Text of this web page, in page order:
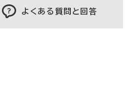
よくある質問と回答